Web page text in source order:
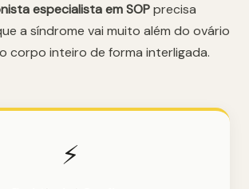
especialista em SOPprecisa
a síndrome vai muito além do ovário
corpo inteiro de forma interligada.
⚡